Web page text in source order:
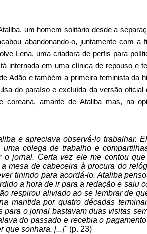
um homem solitário desde a
abandonando-o, juntamente com a
Lena, uma criadora de perfis para
internada em uma clínica de repouso e
Adão e também a primeira feminista da
do paraíso e excluída da versão oficial
coreana, amante de Ataliba mas, na
e apreciava observá-lo trabalhar.
colega de trabalho e
o jornal. Certa vez ele me contou
mesa de cabeceira à procura do
tinindo para acordá-lo. Ataliba
a hora de ir para a redação e saiu
respirou aliviado ao se lembrar de
mantida por quatro décadas
para o jornal bastavam duas visitas
do passado e recebia o
que sonhara. [...]"(p. 23)